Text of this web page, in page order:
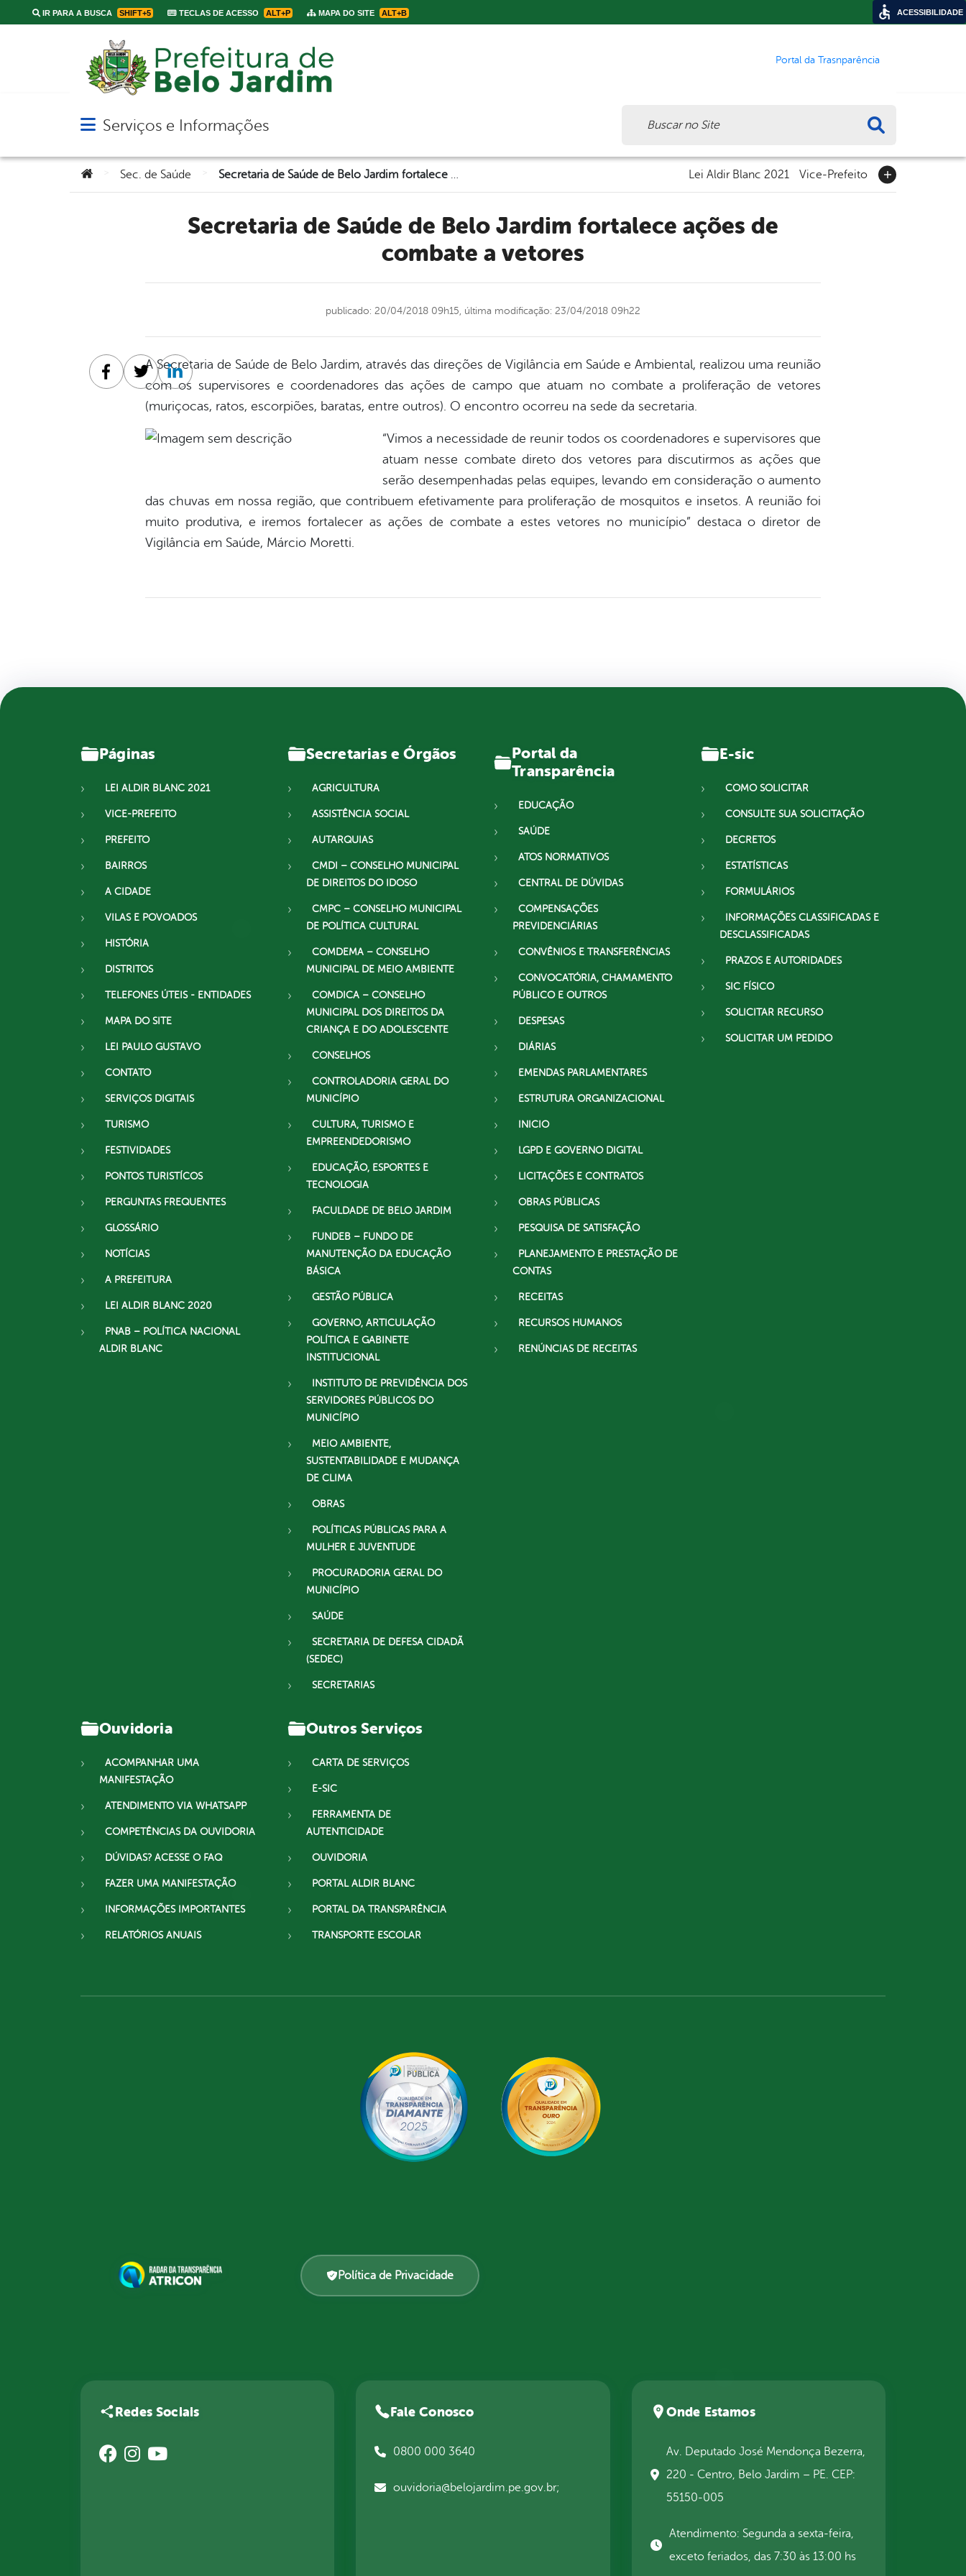
IR PARA A BUSCA SHIFT+5 TECLAS DE ACESSO ALT+P MAPA DO SITE ALT+B
Portal da Trasnparência
Abrir menu principal de navegação
Serviços e Informações
Você está aqui:Sec. de Saúde Lei Aldir Blanc 2021 Vice-Prefeito
Secretaria de Saúde de Belo Jardim fortalece ações de
combate a vetores
publicado: 20/04/2018 09h15, última modificação: 23/04/2018 09h22
A Secretaria de Saúde de Belo Jardim, através das direções de Vigilância em Saúde e Ambiental, realizou uma reunião
com os supervisores e coordenadores das ações de campo que atuam no combate a proliferação de vetores
(muriçocas, ratos, escorpiões, baratas, entre outros). O encontro ocorreu na sede da secretaria.
“Vimos a necessidade de reunir todos os coordenadores e supervisores que
atuam nesse combate direto dos vetores para discutirmos as ações que
serão desempenhadas pelas equipes, levando em consideração o aumento
das chuvas em nossa região, que contribuem efetivamente para proliferação de mosquitos e insetos. A reunião foi
muito produtiva, e iremos fortalecer as ações de combate a estes vetores no município” destaca o diretor de
Vigilância em Saúde, Márcio Moretti.
Facebook
TwitterLinkedin
Páginas
LEI ALDIR BLANC 2021
VICE-PREFEITO
PREFEITO
BAIRROS
A CIDADE
VILAS E POVOADOS
HISTÓRIA
DISTRITOS
TELEFONES ÚTEIS - ENTIDADES
MAPA DO SITE
LEI PAULO GUSTAVO
CONTATO
SERVIÇOS DIGITAIS
TURISMO
FESTIVIDADES
PONTOS TURISTÍCOS
PERGUNTAS FREQUENTES
GLOSSÁRIO
NOTÍCIAS
A PREFEITURA
LEI ALDIR BLANC 2020
PNAB – POLÍTICA NACIONAL
ALDIR BLANC
Secretarias e Órgãos
AGRICULTURA
ASSISTÊNCIA SOCIAL
AUTARQUIAS
CMDI – CONSELHO MUNICIPAL
DE DIREITOS DO IDOSO
CMPC – CONSELHO MUNICIPAL
DE POLÍTICA CULTURAL
COMDEMA – CONSELHO
MUNICIPAL DE MEIO AMBIENTE
COMDICA – CONSELHO
MUNICIPAL DOS DIREITOS DA
CRIANÇA E DO ADOLESCENTE
CONSELHOS
CONTROLADORIA GERAL DO
MUNICÍPIO
CULTURA, TURISMO E
EMPREENDEDORISMO
EDUCAÇÃO, ESPORTES E
TECNOLOGIA
FACULDADE DE BELO JARDIM
FUNDEB – FUNDO DE
MANUTENÇÃO DA EDUCAÇÃO
BÁSICA
GESTÃO PÚBLICA
GOVERNO, ARTICULAÇÃO
POLÍTICA E GABINETE
INSTITUCIONAL
INSTITUTO DE PREVIDÊNCIA DOS
SERVIDORES PÚBLICOS DO
MUNICÍPIO
MEIO AMBIENTE,
SUSTENTABILIDADE E MUDANÇA
DE CLIMA
OBRAS
POLÍTICAS PÚBLICAS PARA A
MULHER E JUVENTUDE
PROCURADORIA GERAL DO
MUNICÍPIO
SAÚDE
SECRETARIA DE DEFESA CIDADÃ
(SEDEC)
SECRETARIAS
Portal da
Transparência
EDUCAÇÃO
SAÚDE
ATOS NORMATIVOS
CENTRAL DE DÚVIDAS
COMPENSAÇÕES
PREVIDENCIÁRIAS
CONVÊNIOS E TRANSFERÊNCIAS
CONVOCATÓRIA, CHAMAMENTO
PÚBLICO E OUTROS
DESPESAS
DIÁRIAS
EMENDAS PARLAMENTARES
ESTRUTURA ORGANIZACIONAL
INICIO
LGPD E GOVERNO DIGITAL
LICITAÇÕES E CONTRATOS
OBRAS PÚBLICAS
PESQUISA DE SATISFAÇÃO
PLANEJAMENTO E PRESTAÇÃO DE
CONTAS
RECEITAS
RECURSOS HUMANOS
RENÚNCIAS DE RECEITAS
E-sic
COMO SOLICITAR
CONSULTE SUA SOLICITAÇÃO
DECRETOS
ESTATÍSTICAS
FORMULÁRIOS
INFORMAÇÕES CLASSIFICADAS E
DESCLASSIFICADAS
PRAZOS E AUTORIDADES
SIC FÍSICO
SOLICITAR RECURSO
SOLICITAR UM PEDIDO
Ouvidoria
ACOMPANHAR UMA
MANIFESTAÇÃO
ATENDIMENTO VIA WHATSAPP
COMPETÊNCIAS DA OUVIDORIA
DÚVIDAS? ACESSE O FAQ
FAZER UMA MANIFESTAÇÃO
INFORMAÇÕES IMPORTANTES
RELATÓRIOS ANUAIS
Outros Serviços
CARTA DE SERVIÇOS
E-SIC
FERRAMENTA DE
AUTENTICIDADE
OUVIDORIA
PORTAL ALDIR BLANC
PORTAL DA TRANSPARÊNCIA
TRANSPORTE ESCOLAR
Política de Privacidade
Redes Sociais Fale Conosco
0800 000 3640
ouvidoria@belojardim.pe.gov.br;
Onde Estamos
Av. Deputado José Mendonça Bezerra,
220 - Centro, Belo Jardim – PE. CEP:
55150-005
Atendimento: Segunda a sexta-feira,
exceto feriados, das 7:30 às 13:00 hs
ACESSIBILIDADE